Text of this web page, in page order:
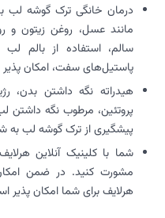
درمان خانگی ترک گوشه لب
مانند عسل، روغن زیتون و
سالم، استفاده از بالم
پاستیل‌های سفت، امکان
هیدراته نگه داشتن بدن،
پروتئین، مرطوب نگه داشتن
پیشگیری از ترک گوشه لب به
شما با کلینیک آنلاین
مشورت کنید. در ضمن
هرلایف برای شما امکان پذیر